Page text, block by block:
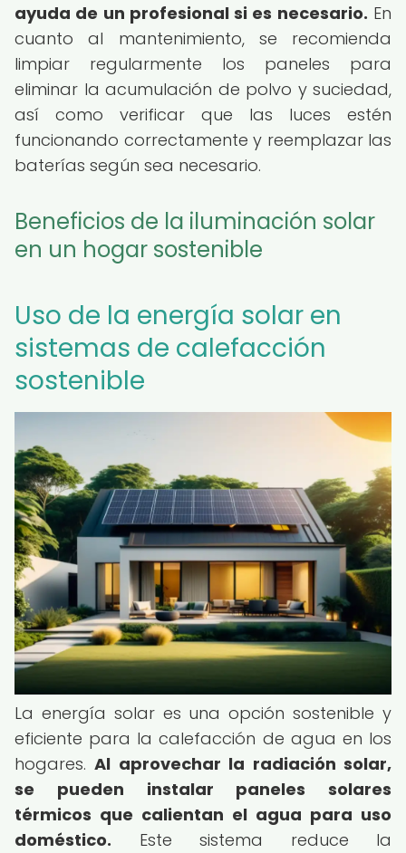
ayuda de un profesional si es necesario. En
cuanto al mantenimiento, se recomienda
limpiar regularmente los paneles para
eliminar la acumulación de polvo y suciedad,
así como verificar que las luces estén
funcionando correctamente y reemplazar las
baterías según sea necesario.
Beneficios de la iluminación solar
en un hogar sostenible
Uso de la energía solar en
sistemas de calefacción
sostenible
La energía solar es una opción sostenible y
eficiente para la calefacción de agua en los
hogares.Al aprovechar la radiación solar,
se pueden instalar paneles solares
térmicos que calientan el agua para uso
doméstico. Este sistema reduce la